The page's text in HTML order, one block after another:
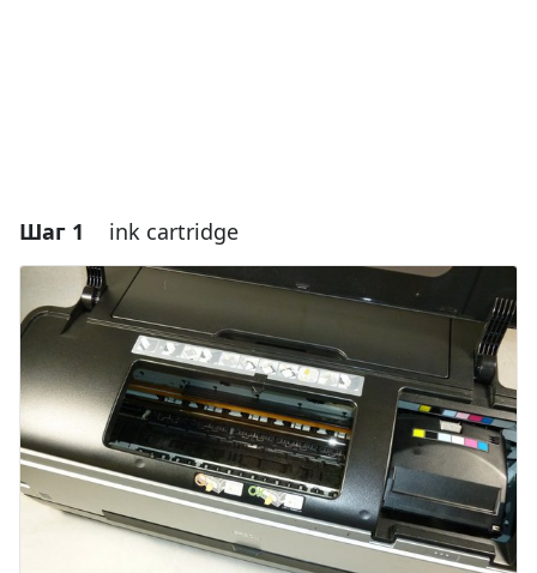
Шаг 1 ink cartridge